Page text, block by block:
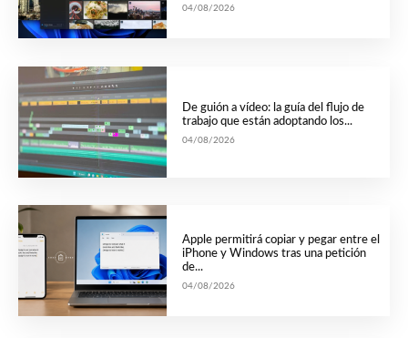
04/08/2026
De guión a vídeo: la guía del flujo de
trabajo que están adoptando los...
04/08/2026
Apple permitirá copiar y pegar entre el
iPhone y Windows tras una petición
de...
04/08/2026